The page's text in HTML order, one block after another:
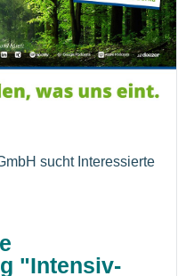
sucht Interessierte
"Intensiv-